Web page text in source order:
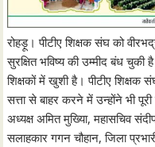
रोहड़ू। पीटीए शिक्षक संघ को
सुरक्षित भविष्य की उम्मीद बंध
शिक्षकों में खुशी है। पीटीए शिक्षक
सत्ता से बाहर करने में उन्होंने भी
अध्यक्ष अमित मुख्यिा, महासचिव
सलाहकार गगन चौहान, जिला